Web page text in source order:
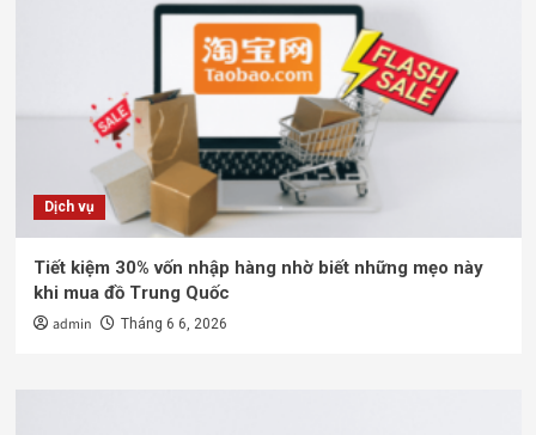
Dịch vụ
Tiết kiệm 30% vốn nhập hàng nhờ biết những mẹo này
khi mua đồ Trung Quốc
admin Tháng 6 6, 2026